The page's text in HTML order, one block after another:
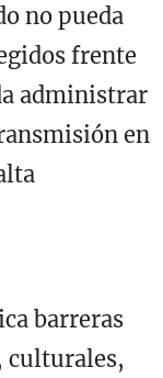
no pueda
frente
administrar
en
barreras
culturales,